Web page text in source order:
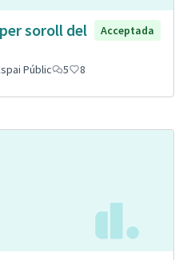
soroll del
Acceptada
Públic 5 8